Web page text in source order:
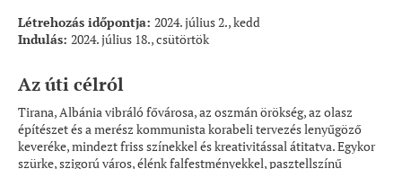
Létrehozás időpontja: 2024. július 2., kedd
Indulás: 2024. július 18., csütörtök
Az úti célról
Tirana, Albánia vibráló fővárosa, az oszmán örökség, az olasz
építészet és a merész kommunista korabeli tervezés lenyűgöző
keveréke, mindezt friss színekkel és kreativitással átitatva. Egykor
szürke, szigorú város, élénk falfestményekkel, pasztellszínű